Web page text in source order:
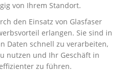
von Ihrem Standort.
den Einsatz von Glasfaser
erlangen. Sie sind in
Daten schnell zu verarbeiten,
nutzen und Ihr Geschäft in
zu führen.